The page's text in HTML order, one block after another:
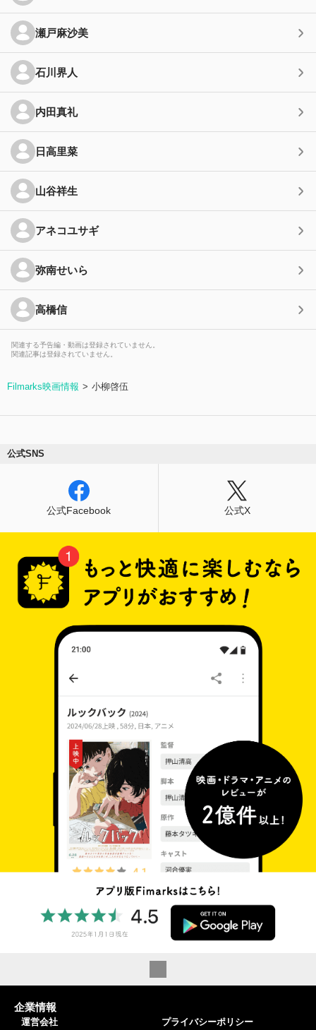
瀬戸麻沙美
石川界人
内田真礼
日高里菜
山谷祥生
アネコユサギ
弥南せいら
高橋信
関連する予告編・動画は登録されていません。
関連記事は登録されていません。
Filmarks映画情報 小柳啓伍
公式SNS
公式Facebook 公式X
企業情報
運営会社 プライバシーポリシー